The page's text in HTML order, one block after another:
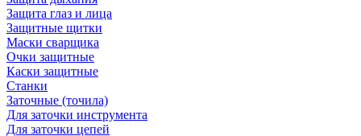
Защита глаз и лица
Защитные щитки
Маски сварщика
Очки защитные
Каски защитные
Станки
Заточные (точила)
Для заточки инструмента
Для заточки цепей